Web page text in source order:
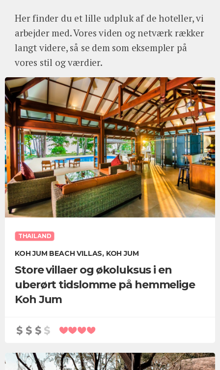
Her finder du et lille udpluk af de hoteller, vi
arbejder med. Vores viden og netværk rækker
langt videre, så se dem som eksempler på
vores stil og værdier.
THAILAND
KOH JUM BEACH VILLAS, KOH JUM
Store villaer og økoluksus i en
uberørt tidslomme på hemmelige
Koh Jum